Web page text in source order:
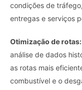
condições de
entregas e serviços
Otimização de rotas:
análise de dados
as rotas mais
combustível e o